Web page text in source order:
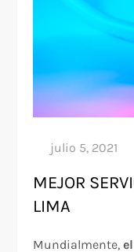
MEJOR
LIMA
Mundialmente,